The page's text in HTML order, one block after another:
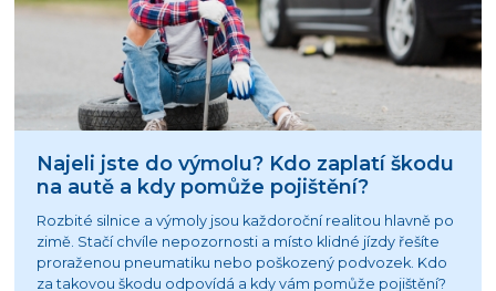
Najeli jste do výmolu? Kdo zaplatí škodu
na autě a kdy pomůže pojištění?
Rozbité silnice a výmoly jsou každoroční realitou hlavně po
zimě. Stačí chvíle nepozornosti a místo klidné jízdy řešíte
proraženou pneumatiku nebo poškozený podvozek. Kdo
za takovou škodu odpovídá a kdy vám pomůže pojištění?